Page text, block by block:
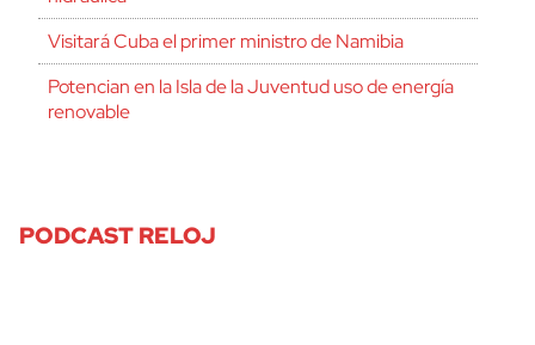
Visitará Cuba el primer ministro de Namibia
Potencian en la Isla de la Juventud uso de energía
renovable
PODCAST RELOJ